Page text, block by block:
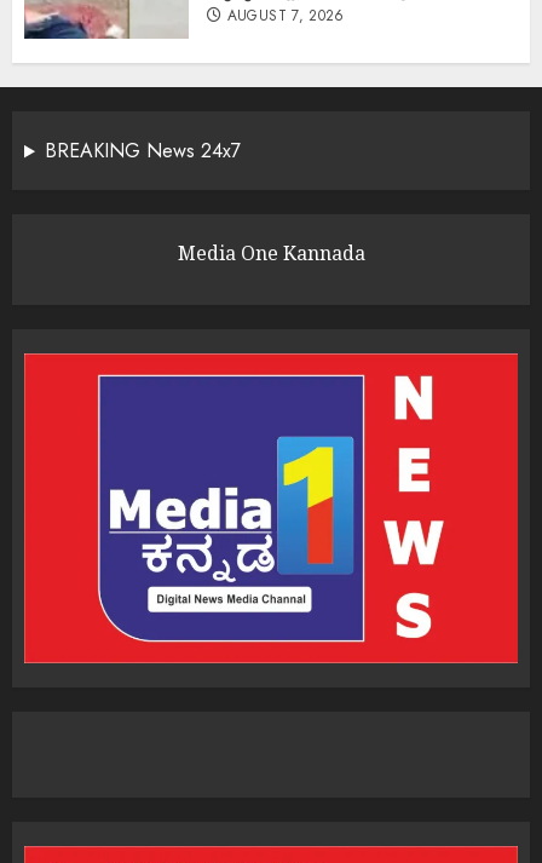
AUGUST 7, 2026
BREAKING News 24x7
Media One Kannada